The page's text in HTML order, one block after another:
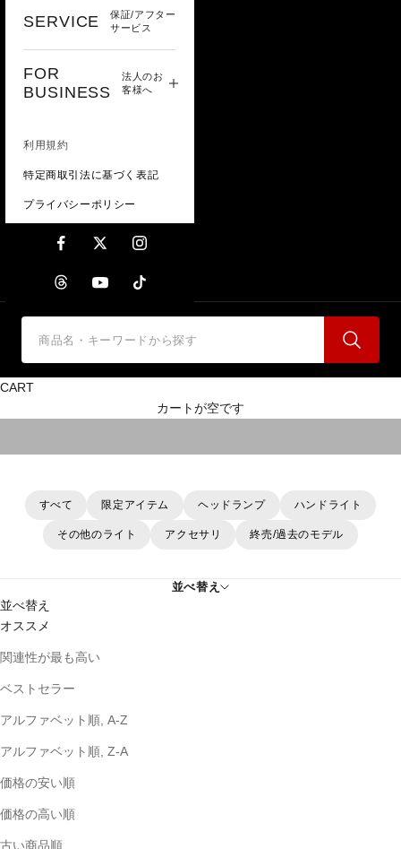
SERVICE
保証/アフター
サービス
FOR
BUSINESS
法人のお
客様へ
利用規約
特定商取引法に基づく表記
プライバシーポリシー
CART
カートが空です
災害時に備える
としてはもちろん、日常生活でもリビングや玄関、または携行用
すべて 限定アイテム ヘッドランプ ハンドライト
その他のライト アクセサリ 終売/過去のモデル
並べ替え
並べ替え
オススメ
関連性が最も高い
ベストセラー
アルファベット順, A-Z
アルファベット順, Z-A
価格の安い順
価格の高い順
古い商品順